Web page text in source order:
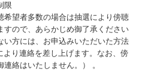
限
望者多数の場合は抽選により傍聴
すので、あらかじめ御了承ください
い方には、お申込みいただいた方法
より連絡を差し上げます。なお、傍
絡はいたしません。） 。